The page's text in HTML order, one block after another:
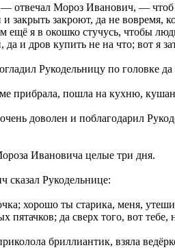
Мороз Иванович, — чтоб
закрыть закроют, да не вовремя,
ещё я в окошко стучусь, чтобы
и дров купить не на что; вот я
Рукодельницу по головке
прибрала, пошла на кухню,
доволен и поблагодарил
Ивановича целые три дня.
сказал Рукодельнице:
хорошо ты старика, меня,
пятачков; да сверх того, вот
бриллиантик, взяла